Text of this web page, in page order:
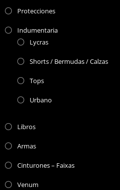
Protecciones
Indumentaria
Lycras
Shorts / Bermudas / Calzas
Tops
Urbano
Libros
Armas
Cinturones – Faixas
Venum